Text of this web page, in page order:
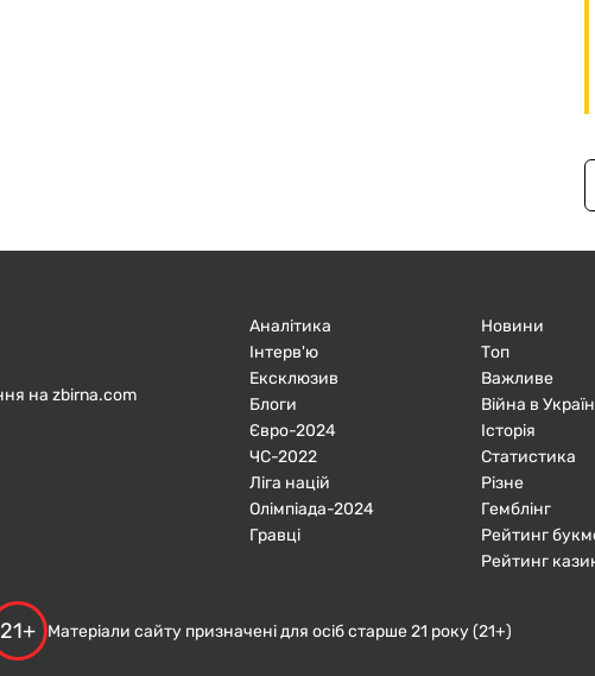
на zbirna.com
Аналітика
Інтерв'ю
Ексклюзив
Блоги
Євро-2024
ЧC-2022
Ліга націй
Олімпіада-2024
Гравці
Новини
Топ
Важливе
Війна в
Історія
Статистика
Різне
Гемблінг
Рейтинг
Рейтинг
21+ Матеріали сайту призначені для осіб старше 21 року (21+)